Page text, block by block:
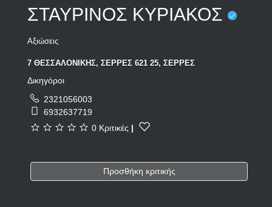
ΣΤΑΥΡΙΝΟΣ ΚΥΡΙΑΚΟΣ
Αξιώσεις
7 ΘΕΣΣΑΛΟΝΙΚΗΣ, ΣΕΡΡΕΣ 621 25, ΣΕΡΡΕΣ
Δικηγόροι
2321056003
6932637719
0 Κριτικές |
Προσθήκη κριτικής